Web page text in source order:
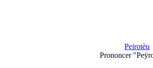
Peirotèu
Prononcer